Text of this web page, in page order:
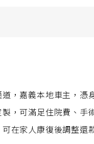
，嘉義本地車主，憑
，可滿足住院費、手
在家人康復後調整還